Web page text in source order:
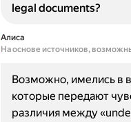
legal documents?
Алиса
На основе источников,
Возможно, имелись в
которые передают
различия между